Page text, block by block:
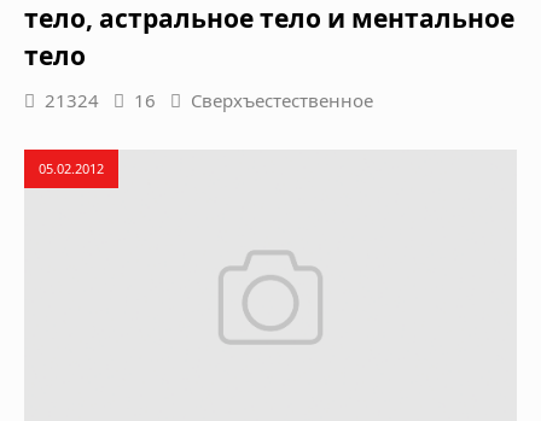
тело, астральное тело и ментальное
тело
21324 16 Сверхъестественное
05.02.2012